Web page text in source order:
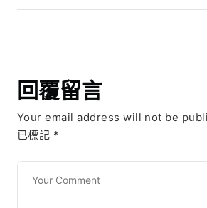
回覆留言
Your email address will not be
已標記 *